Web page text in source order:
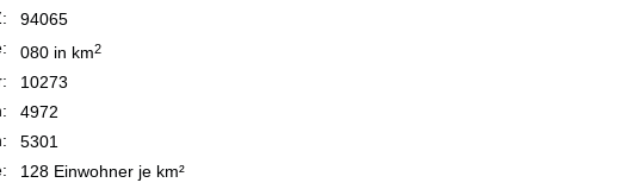
94065
080 in km2
10273
4972
5301
128 Einwohner je km²